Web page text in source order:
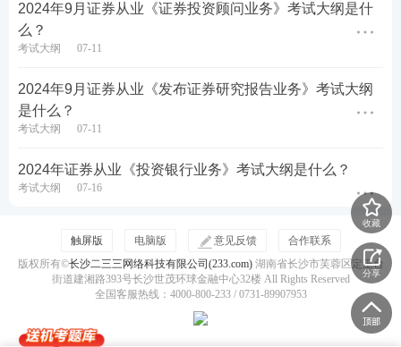
熟悉证券服务机构的类别;了解会计师事务所、
律师事务所以及从事资产评估、资信评级、财务
案的证券服务业务内容;熟悉对证券投资咨询机
构的管理;掌握我国证券金融公司的定位及业务;
对证券金融公司从事转融通业务的管理。
掌握证券交易所的定义、特征及主要职能;熟悉
证券交易所的组织形式;了解我国证券交易所的
发展历程。
熟悉证券业协会的性质和宗旨;了解证券业协会
2024年9月证券从业《证券投资顾问业务》考试大纲是什
么？
考试大纲 07-11
2024年9月证券从业《发布证券研究报告业务》考试大纲
是什么？
考试大纲 07-11
2024年证券从业《投资银行业务》考试大纲是什么？
考试大纲 07-16
收藏
分享
触屏版 电脑版 意见反馈
合作联系
版权所有©长沙二三三网络科技有限公司(233.com)湖南省长沙市芙蓉区定王台
街道建湘路393号长沙世茂环球金融中心32楼 All Rights Reserved
全国客服热线：4000-800-233 / 0731-89907953